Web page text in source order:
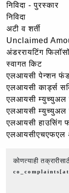
निविदा - पुरस्कार
निविदा
अटी व शर्ती
Unclaimed
अंडररायटिंग
स्वागत किट
एलआयसी पेन्शन फंड
एलआयसी कार्ड्स
एलआयसी म्युच्युअल
एलआयसी
एलआयसी हाउसिंग
एलआयसीएचएफएल
कोणत्याही